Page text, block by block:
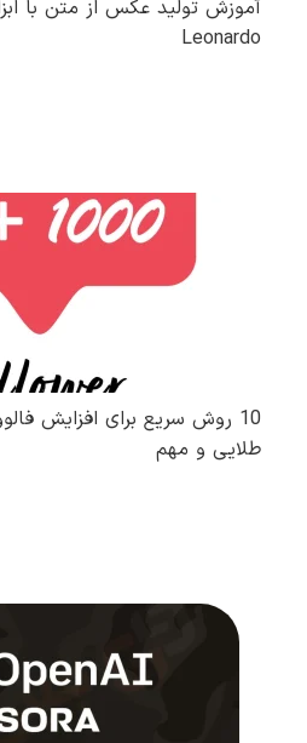
Leonardo
10 روش سریع برای افزایش
طلایی و مهم